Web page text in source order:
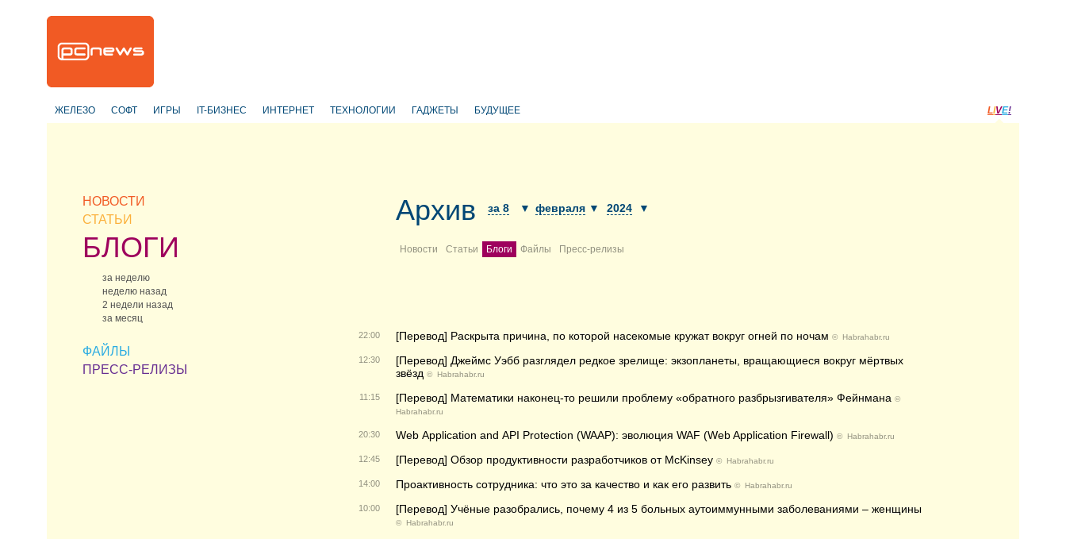
ЖЕЛЕЗО СОФТ ИГРЫ IT-БИЗНЕС ИНТЕРНЕТ ТЕХНОЛОГИИ ГАДЖЕТЫ БУДУЩЕЕ LIVE!
НОВОСТИ
СТАТЬИ
БЛОГИ
за неделю
неделю назад
2 недели назад
за месяц
ФАЙЛЫ
ПРЕСС-РЕЛИЗЫ
Архив за 8 ▼ февраля ▼ 2024 ▼
Новости Статьи Блоги Файлы Пресс-релизы
22:00 [Перевод] Раскрыта причина, по которой насекомые кружат вокруг огней по ночам © Habrahabr.ru
12:30
[Перевод] Джеймс Уэбб разглядел редкое зрелище: экзопланеты, вращающиеся вокруг мёртвых
звёзд © Habrahabr.ru
11:15 [Перевод] Математики наконец-то решили проблему «обратного разбрызгивателя» Фейнмана ©
Habrahabr.ru
20:30 Web Application and API Protection (WAAP): эволюция WAF (Web Application Firewall) © Habrahabr.ru
12:45 [Перевод] Обзор продуктивности разработчиков от McKinsey © Habrahabr.ru
14:00 Проактивность сотрудника: что это за качество и как его развить © Habrahabr.ru
10:00 [Перевод] Учёные разобрались, почему 4 из 5 больных аутоиммунными заболеваниями – женщины
© Habrahabr.ru